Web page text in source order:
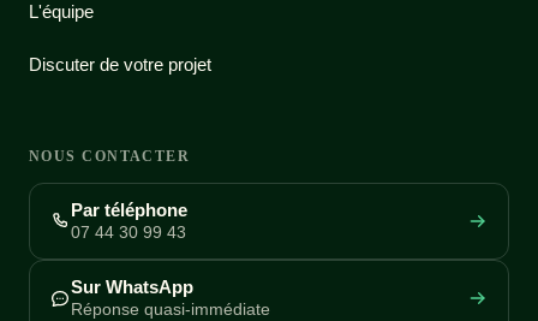
L'équipe
Discuter de votre projet
NOUS CONTACTER
Par téléphone
07 44 30 99 43
Sur WhatsApp
Réponse quasi-immédiate